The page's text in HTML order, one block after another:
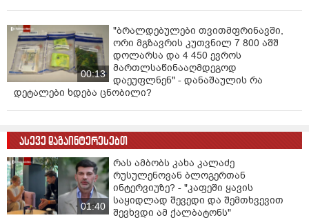
00:13
"ბრალდებულები თვითმფრინავში,
ორი მგზავრის კუთვნილ 7 800 აშშ
დოლარსა და 4 450 ევროს
მართლსაწინააღმდეგოდ
დაეუფლნენ" - დანაშაულის რა
დეტალები ხდება ცნობილი?
ასევე დაგაინტერესებთ
01:40
რას ამბობს კახა კალაძე
რუსულენოვან ბლოგერთან
ინტერვიუზე? - "კაფეში ყავის
საყიდლად შევედი და შემთხვევით
შევხვდი ამ ქალბატონს"